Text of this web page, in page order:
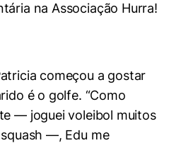
na Associação Hurra!
começou a gostar
é o golfe. “Como
— joguei voleibol muitos
—, Edu me